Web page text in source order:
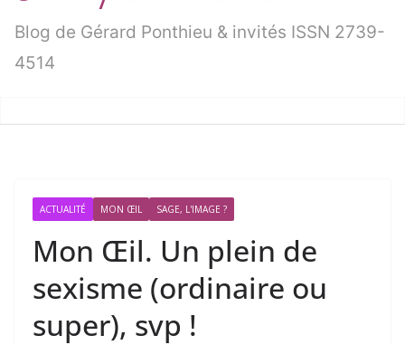
Blog de Gérard Ponthieu & invités ISSN 2739-
4514
ACTUALITÉ MON ŒIL SAGE, L'IMAGE ?
Mon Œil. Un plein de
sexisme (ordinaire ou
super), svp !